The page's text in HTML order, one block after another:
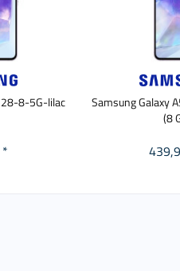
8-5G-lilac
Samsung Galaxy
(8